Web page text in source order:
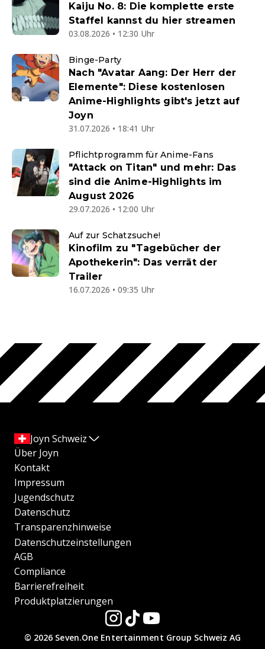
Kaiju No. 8: Die komplette erste
Staffel kannst du hier streamen
03.08.2026 • 12:30 Uhr
Binge-Party
Nach "Avatar Aang: Der Herr der
Elemente": Diese kostenlosen
Anime-Highlights gibt's jetzt auf
Joyn
31.07.2026 • 18:41 Uhr
Pflichtprogramm für Anime-Fans
"Attack on Titan" und mehr: Das
sind die Anime-Highlights im
August 2026
29.07.2026 • 12:00 Uhr
Auf zur Schatzsuche!
Kinofilm zu "Tagebücher der
Apothekerin": Das verrät der
Trailer
16.07.2026 • 09:35 Uhr
Joyn Schweiz
Über Joyn
Kontakt
Impressum
Jugendschutz
Datenschutz
Transparenzhinweise
Datenschutzeinstellungen
AGB
Compliance
Barrierefreiheit
Produktplatzierungen
© 2026 Seven.One Entertainment Group Schweiz AG